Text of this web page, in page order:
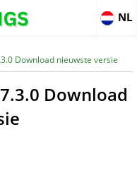
NL
Download nieuwste versie
Download